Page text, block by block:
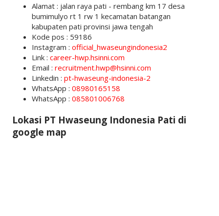
Alamat : jalan raya pati - rembang km 17 desa
bumimulyo rt 1 rw 1 kecamatan batangan
kabupaten pati provinsi jawa tengah
Kode pos : 59186
Instagram : official_hwaseungindonesia2
Link : career-hwp.hsinni.com
Email : recruitment.hwp@hsinni.com
Linkedin : pt-hwaseung-indonesia-2
WhatsApp : 08980165158
WhatsApp : 085801006768
Lokasi PT Hwaseung Indonesia Pati di
google map